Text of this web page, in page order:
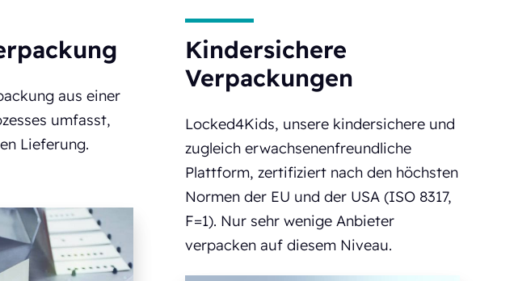
aus einer
umfasst,
Lieferung.
Kindersichere
Verpackungen
Locked4Kids, unsere kindersichere und
zugleich erwachsenenfreundliche
Plattform, zertifiziert nach den höchsten
Normen der EU und der USA (ISO 8317,
F=1). Nur sehr wenige Anbieter
verpacken auf diesem Niveau.